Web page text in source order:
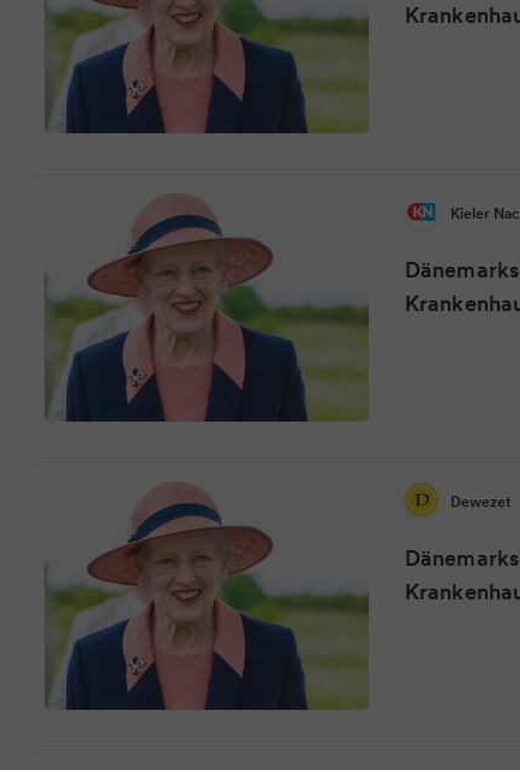
Kieler
Dewezet ·